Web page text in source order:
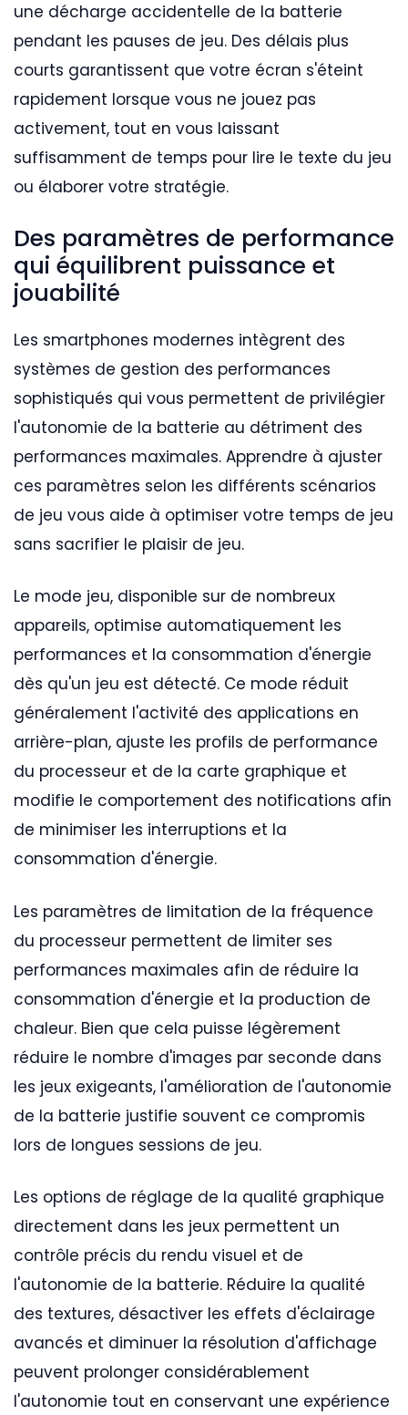
une décharge accidentelle de la batterie
pendant les pauses de jeu. Des délais plus
courts garantissent que votre écran s'éteint
rapidement lorsque vous ne jouez pas
activement, tout en vous laissant
suffisamment de temps pour lire le texte du jeu
ou élaborer votre stratégie.
Des paramètres de performance
qui équilibrent puissance et
jouabilité
Les smartphones modernes intègrent des
systèmes de gestion des performances
sophistiqués qui vous permettent de privilégier
l'autonomie de la batterie au détriment des
performances maximales. Apprendre à ajuster
ces paramètres selon les différents scénarios
de jeu vous aide à optimiser votre temps de jeu
sans sacrifier le plaisir de jeu.
Le mode jeu, disponible sur de nombreux
appareils, optimise automatiquement les
performances et la consommation d'énergie
dès qu'un jeu est détecté. Ce mode réduit
généralement l'activité des applications en
arrière-plan, ajuste les profils de performance
du processeur et de la carte graphique et
modifie le comportement des notifications afin
de minimiser les interruptions et la
consommation d'énergie.
Les paramètres de limitation de la fréquence
du processeur permettent de limiter ses
performances maximales afin de réduire la
consommation d'énergie et la production de
chaleur. Bien que cela puisse légèrement
réduire le nombre d'images par seconde dans
les jeux exigeants, l'amélioration de l'autonomie
de la batterie justifie souvent ce compromis
lors de longues sessions de jeu.
Les options de réglage de la qualité graphique
directement dans les jeux permettent un
contrôle précis du rendu visuel et de
l'autonomie de la batterie. Réduire la qualité
des textures, désactiver les effets d'éclairage
avancés et diminuer la résolution d'affichage
peuvent prolonger considérablement
l'autonomie tout en conservant une expérience